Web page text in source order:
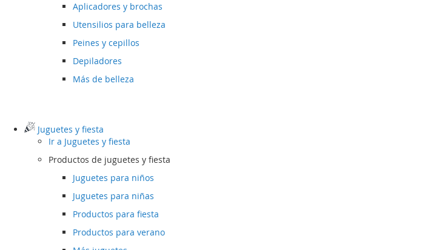
Aplicadores y brochas
Utensilios para belleza
Peines y cepillos
Depiladores
Más de belleza
Juguetes y fiesta
Ir a Juguetes y fiesta
Productos de juguetes y fiesta
Juguetes para niños
Juguetes para niñas
Productos para fiesta
Productos para verano